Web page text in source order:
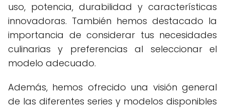
uso, potencia, durabilidad y características
innovadoras. También hemos destacado la
importancia de considerar tus necesidades
culinarias y preferencias al seleccionar el
modelo adecuado.
Además, hemos ofrecido una visión general
de las diferentes series y modelos disponibles